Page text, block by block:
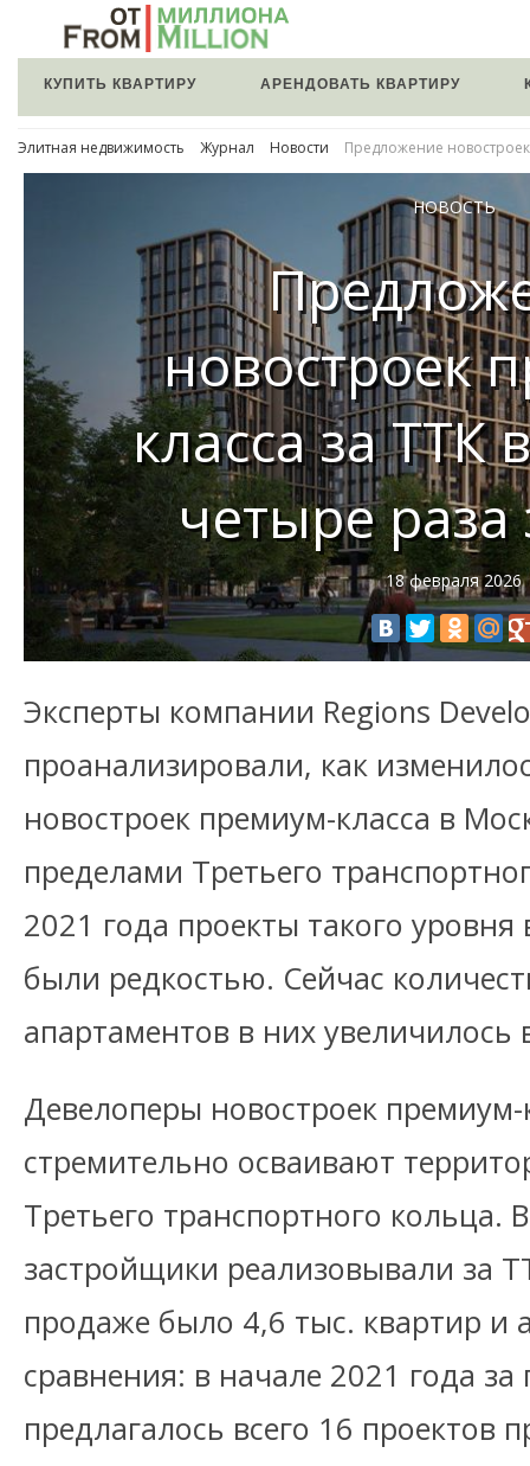
КУПИТЬ КВАРТИРУ АРЕНДОВАТЬ КВАРТИРУ
Элитная недвижимость Журнал Новости Предложение
НОВОСТЬ
новостроек
класса за ТТК
четыре раза
18 февраля 2026
Эксперты компании Regions
проанализировали, как
новостроек премиум-класса в
пределами Третьего
2021 года проекты такого
были редкостью. Сейчас
апартаментов в них увеличилось
Девелоперы новостроек
стремительно осваивают
Третьего транспортного кольца.
застройщики реализовывали за
продаже было 4,6 тыс. квартир и
сравнения: в начале 2021 года
предлагалось всего 16 проектов